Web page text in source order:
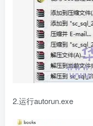
2.运行autorun.exe